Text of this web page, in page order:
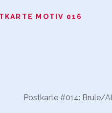
MOTIV 016
Postkarte #014: Brule/